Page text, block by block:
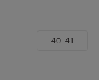
40-41